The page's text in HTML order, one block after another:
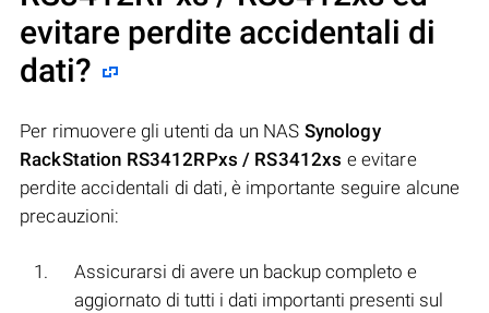
evitare perdite accidentali di
dati?
Per rimuovere gli utenti da un NAS Synology
RackStation RS3412RPxs / RS3412xs e evitare
perdite accidentali di dati, è importante seguire alcune
precauzioni:
Assicurarsi di avere un backup completo e
aggiornato di tutti i dati importanti presenti sul